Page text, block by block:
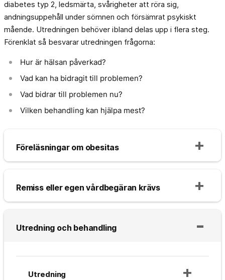
diabetes typ 2, ledsmärta, svårigheter att röra sig,
andningsuppehåll under sömnen och försämrat psykiskt
mående. Utredningen behöver ibland delas upp i flera steg.
Förenklat så besvarar utredningen frågorna:
Hur är hälsan påverkad?
Vad kan ha bidragit till problemen?
Vad bidrar till problemen nu?
Vilken behandling kan hjälpa mest?
Föreläsningar om obesitas
Remiss eller egen vårdbegäran krävs
Utredning och behandling
Utredning